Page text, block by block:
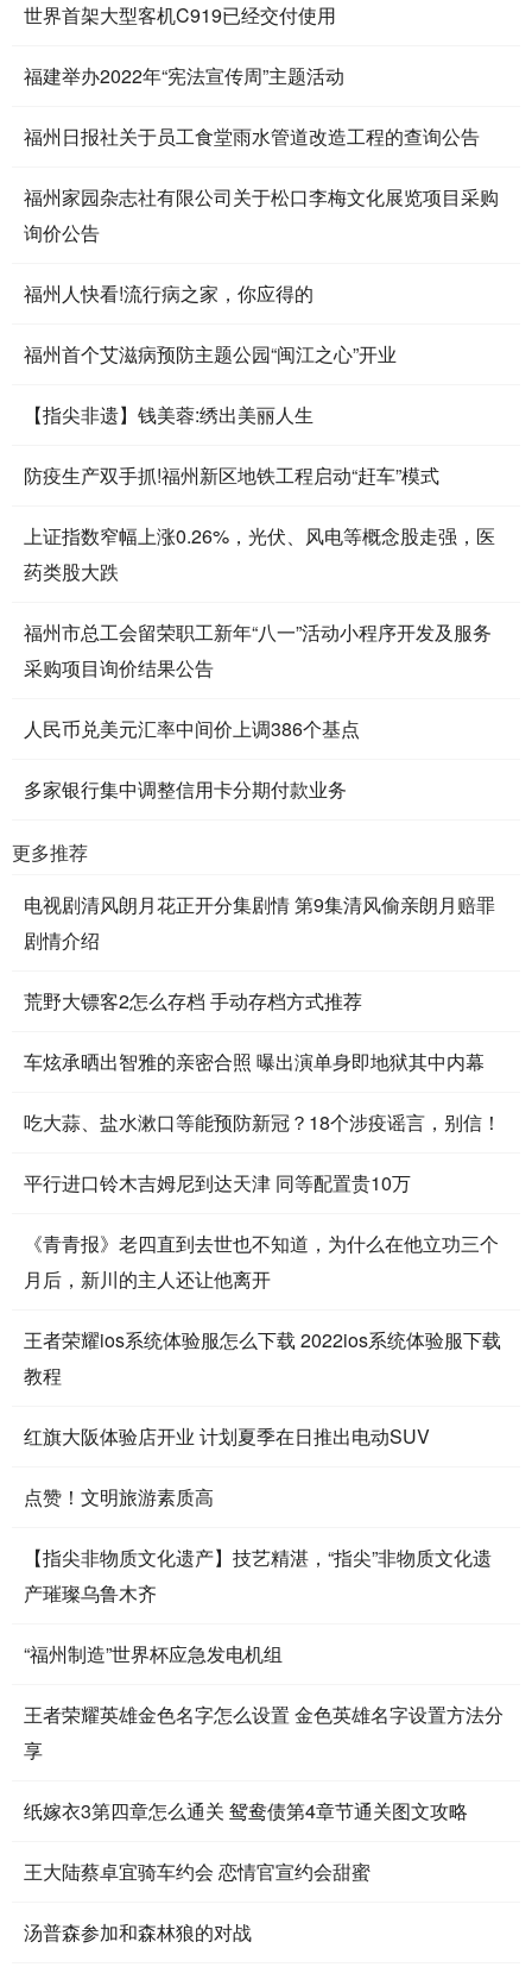
世界首架大型客机C919已经交付使用
福建举办2022年“宪法宣传周”主题活动
福州日报社关于员工食堂雨水管道改造工程的查询公告
福州家园杂志社有限公司关于松口李梅文化展览项目采购
询价公告
福州人快看!流行病之家，你应得的
福州首个艾滋病预防主题公园“闽江之心”开业
【指尖非遗】钱美蓉:绣出美丽人生
防疫生产双手抓!福州新区地铁工程启动“赶车”模式
上证指数窄幅上涨0.26%，光伏、风电等概念股走强，医
药类股大跌
福州市总工会留荣职工新年“八一”活动小程序开发及服务
采购项目询价结果公告
人民币兑美元汇率中间价上调386个基点
多家银行集中调整信用卡分期付款业务
更多推荐
电视剧清风朗月花正开分集剧情 第9集清风偷亲朗月赔罪
剧情介绍
荒野大镖客2怎么存档 手动存档方式推荐
车炫承晒出智雅的亲密合照 曝出演单身即地狱其中内幕
吃大蒜、盐水漱口等能预防新冠？18个涉疫谣言，别信！
平行进口铃木吉姆尼到达天津 同等配置贵10万
《青青报》老四直到去世也不知道，为什么在他立功三个
月后，新川的主人还让他离开
王者荣耀ios系统体验服怎么下载 2022ios系统体验服下载
教程
红旗大阪体验店开业 计划夏季在日推出电动SUV
点赞！文明旅游素质高
【指尖非物质文化遗产】技艺精湛，“指尖”非物质文化遗
产璀璨乌鲁木齐
“福州制造”世界杯应急发电机组
王者荣耀英雄金色名字怎么设置 金色英雄名字设置方法分
享
纸嫁衣3第四章怎么通关 鸳鸯债第4章节通关图文攻略
王大陆蔡卓宜骑车约会 恋情官宣约会甜蜜
汤普森参加和森林狼的对战